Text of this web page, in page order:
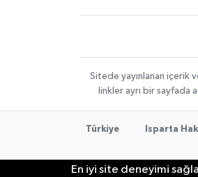
Sitede yayınlanan içerik
linkler ayrı bir sayfada
Türkiye Isparta
En iyi site deneyimi